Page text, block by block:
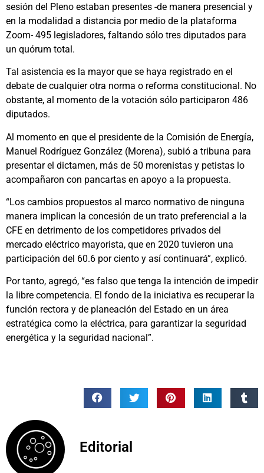
sesión del Pleno estaban presentes -de manera presencial y
en la modalidad a distancia por medio de la plataforma
Zoom- 495 legisladores, faltando sólo tres diputados para
un quórum total.
Tal asistencia es la mayor que se haya registrado en el
debate de cualquier otra norma o reforma constitucional. No
obstante, al momento de la votación sólo participaron 486
diputados.
Al momento en que el presidente de la Comisión de Energía,
Manuel Rodríguez González (Morena), subió a tribuna para
presentar el dictamen, más de 50 morenistas y petistas lo
acompañaron con pancartas en apoyo a la propuesta.
“Los cambios propuestos al marco normativo de ninguna
manera implican la concesión de un trato preferencial a la
CFE en detrimento de los competidores privados del
mercado eléctrico mayorista, que en 2020 tuvieron una
participación del 60.6 por ciento y así continuará”, explicó.
Por tanto, agregó, “es falso que tenga la intención de impedir
la libre competencia. El fondo de la iniciativa es recuperar la
función rectora y de planeación del Estado en un área
estratégica como la eléctrica, para garantizar la seguridad
energética y la seguridad nacional”.
Editorial